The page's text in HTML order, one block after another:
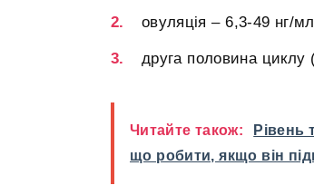
овуляція – 6,3-49 нг/
друга половина
Читайте також:
Рівень
що робити, якщо він